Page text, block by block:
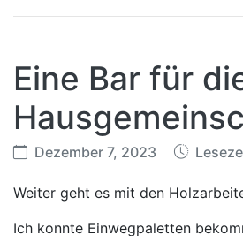
Eine Bar für
Dezember 7, 2023
Weiter geht es mit den
Ich konnte Einwegpaletten